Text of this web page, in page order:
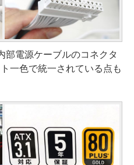
電源ケーブルのコネクタ
一色で統一されている点も